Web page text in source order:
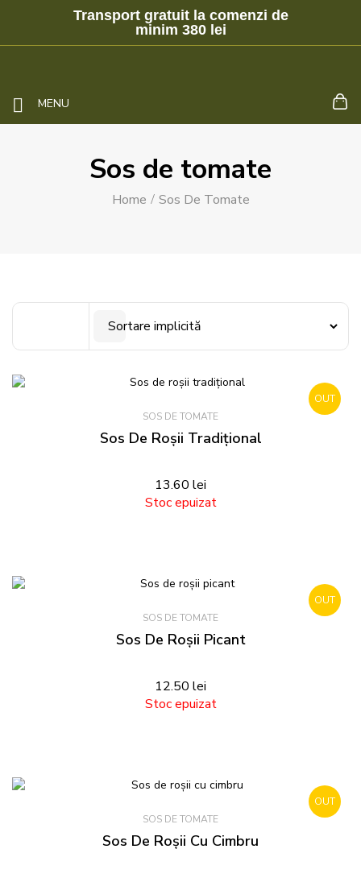
Transport gratuit la comenzi de
minim 380 lei
MENU
Sos de tomate
Home Sos De Tomate
OUT
SOS DE TOMATE
Sos De Roșii Tradițional
13.60 lei
Stoc epuizat
OUT
SOS DE TOMATE
Sos De Roșii Picant
12.50 lei
Stoc epuizat
OUT
SOS DE TOMATE
Sos De Roșii Cu Cimbru